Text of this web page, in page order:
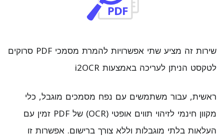
שירות זה מציע שתי אפשרויות להמרת מסמכי PDF סרוקים
לטקסט הניתן לעריכה באמצעות i2OCR
ראשית, עבור משתמשים עם נפח מסמכים מוגבל, כלי
מקוון חינמי לזיהוי תווים אופטי (OCR) של PDF זמין עם
העלאות בלתי מוגבלות וללא צורך ברישום. אפשרות זו